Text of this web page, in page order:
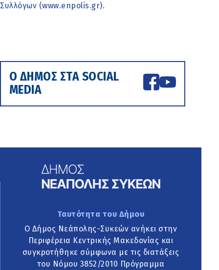
Συλλόγων (www.enpolis.gr).
Ο ΔΗΜΟΣ ΣΤΑ SOCIAL
MEDIA
Ταυτότητα του Δήμου
Ο Δήμος Νεάπολης-Συκεών ανήκει στην
Περιφέρεια Κεντρικής Μακεδονίας και
συγκροτήθηκε σύμφωνα με τις διατάξεις
του Νόμου 3852/2010 Πρόγραμμα